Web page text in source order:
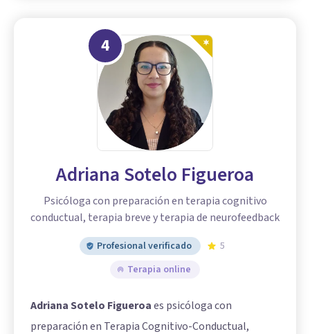
4
Adriana Sotelo Figueroa
Psicóloga con preparación en terapia cognitivo
conductual, terapia breve y terapia de neurofeedback
Profesional verificado
5
Terapia online
Adriana Sotelo Figueroaes psicóloga con
preparación en Terapia Cognitivo-Conductual,